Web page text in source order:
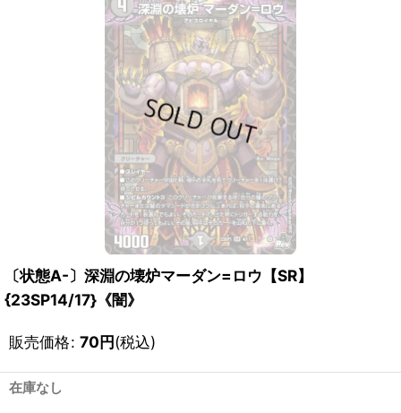
〔状態A-〕深淵の壊炉マーダン=ロウ【SR】
{23SP14/17}《闇》
販売価格: 70円(税込)
在庫なし